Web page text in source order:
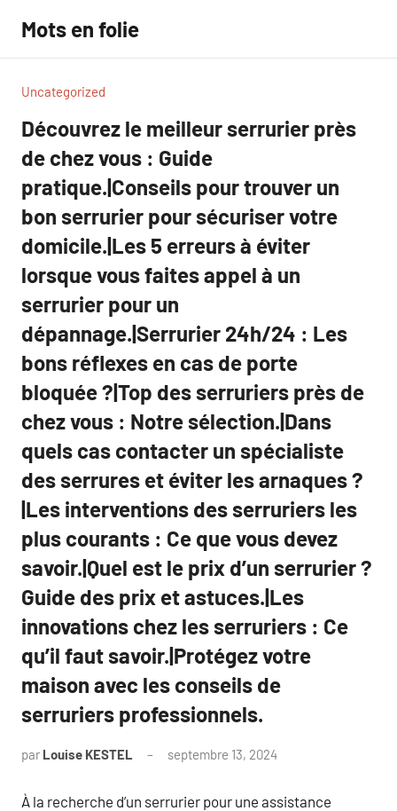
contenu
Mots en folie
Uncategorized
Découvrez le meilleur serrurier près
de chez vous : Guide
pratique.|Conseils pour trouver un
bon serrurier pour sécuriser votre
domicile.|Les 5 erreurs à éviter
lorsque vous faites appel à un
serrurier pour un
dépannage.|Serrurier 24h/24 : Les
bons réflexes en cas de porte
bloquée ?|Top des serruriers près de
chez vous : Notre sélection.|Dans
quels cas contacter un spécialiste
des serrures et éviter les arnaques ?
|Les interventions des serruriers les
plus courants : Ce que vous devez
savoir.|Quel est le prix d’un serrurier ?
Guide des prix et astuces.|Les
innovations chez les serruriers : Ce
qu’il faut savoir.|Protégez votre
maison avec les conseils de
serruriers professionnels.
par Louise KESTEL septembre 13, 2024
À la recherche d’un serrurier pour une assistance